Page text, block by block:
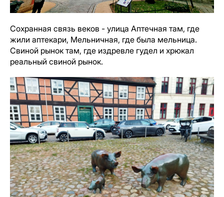
Сохранная связь веков - улица Аптечная там, где
жили аптекари, Мельничная, где была мельница.
Свиной рынок там, где издревле гудел и хрюкал
реальный свиной рынок.